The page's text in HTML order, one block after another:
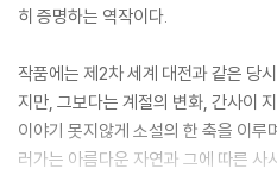
히 증명하는 역작이다.
작품에는 제2차 세계 대전과 같은 당
지만, 그보다는 계절의 변화, 간사이
이야기 못지않게 소설의 한 축을 이루
러가는 아름다운 자연과 그에 따른